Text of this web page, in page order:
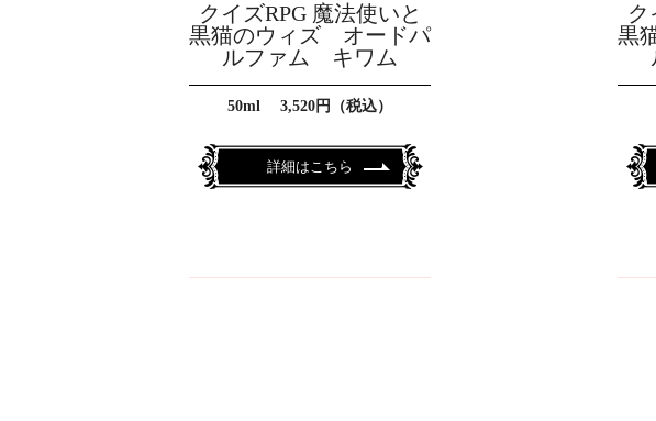
クイズRPG 魔法使いと
黒猫のウィズ オードパ
ルファム キワム
50ml 3,520円（税込）
詳細はこちら
ク
黒